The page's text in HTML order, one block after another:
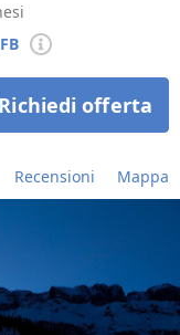
FB
Richiedi offerta
Recensioni Mappa